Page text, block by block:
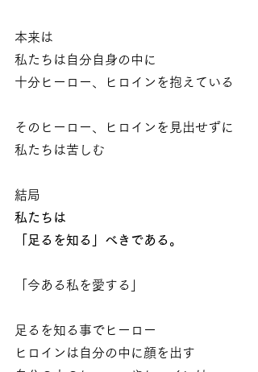
本来は
私たちは自分自身の中に
十分ヒーロー、ヒロインを抱えている
そのヒーロー、ヒロインを見出せずに
私たちは苦しむ
結局
私たちは
「足るを知る」べきである。
「今ある私を愛する」
足るを知る事でヒーロー
ヒロインは自分の中に顔を出す